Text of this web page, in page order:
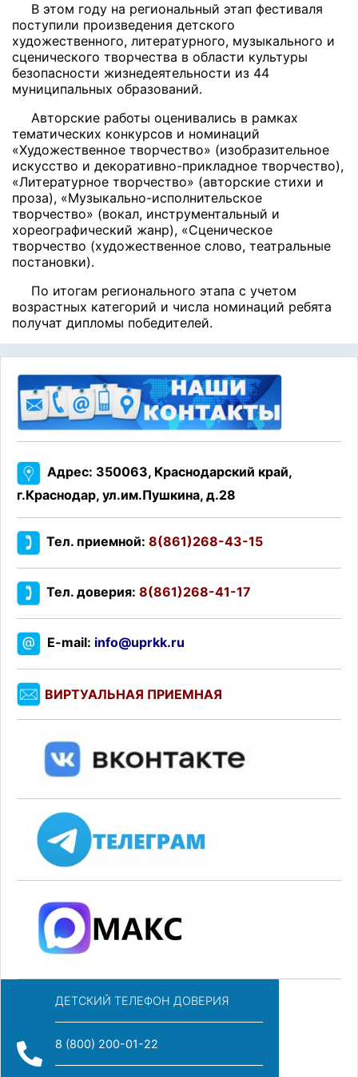
В этом году на региональный этап фестиваля
поступили произведения детского
художественного, литературного, музыкального и
сценического творчества в области культуры
безопасности жизнедеятельности из 44
муниципальных образований.
Авторские работы оценивались в рамках
тематических конкурсов и номинаций
«Художественное творчество» (изобразительное
искусство и декоративно-прикладное творчество),
«Литературное творчество» (авторские стихи и
проза), «Музыкально-исполнительское
творчество» (вокал, инструментальный и
хореографический жанр), «Сценическое
творчество (художественное слово, театральные
постановки).
По итогам регионального этапа с учетом
возрастных категорий и числа номинаций ребята
получат дипломы победителей.
Адрес: 350063, Краснодарский край,
г.Краснодар, ул.им.Пушкина, д.28
Тел. приемной: 8(861)268-43-15
Тел. доверия: 8(861)268-41-17
E-mail: info@uprkk.ru
ВИРТУАЛЬНАЯ ПРИЕМНАЯ
ДЕТСКИЙ ТЕЛЕФОН ДОВЕРИЯ
8 (800) 200-01-22